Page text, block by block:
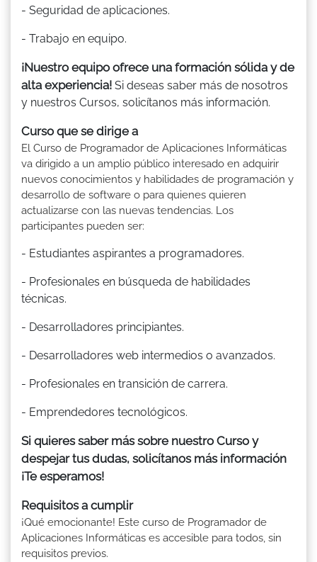
- Seguridad de aplicaciones.
- Trabajo en equipo.
¡Nuestro equipo ofrece una formación sólida y de
alta experiencia! Si deseas saber más de nosotros
y nuestros Cursos, solicítanos más información.
Curso que se dirige a
El Curso de Programador de Aplicaciones Informáticas
va dirigido a un amplio público interesado en adquirir
nuevos conocimientos y habilidades de programación y
desarrollo de software o para quienes quieren
actualizarse con las nuevas tendencias. Los
participantes pueden ser:
- Estudiantes aspirantes a programadores.
- Profesionales en búsqueda de habilidades
técnicas.
- Desarrolladores principiantes.
- Desarrolladores web intermedios o avanzados.
- Profesionales en transición de carrera.
- Emprendedores tecnológicos.
Si quieres saber más sobre nuestro Curso y
despejar tus dudas, solicítanos más información
¡Te esperamos!
Requisitos a cumplir
¡Qué emocionante! Este curso de Programador de
Aplicaciones Informáticas es accesible para todos, sin
requisitos previos.